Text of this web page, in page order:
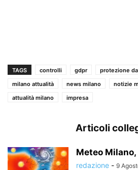
TAGS controlli gdpr protezione
milano attualità
news milano notizie
attualità milano
impresa
Articoli
Meteo
redazione - 9